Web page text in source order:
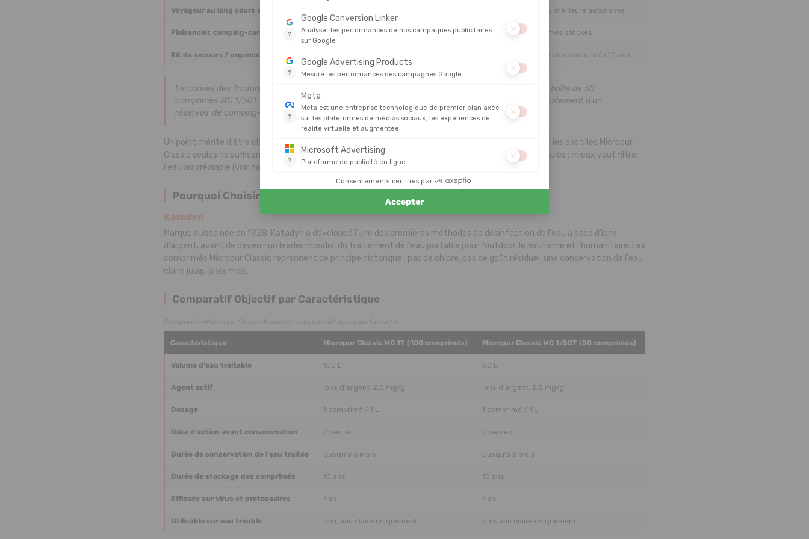
Voyageur au long cours ou famille 100 comprimés, même formule, meilleure autonomie
Plaisancier, camping-cariste (réservoirs) Micropur Classic MC 1T Idéal pour de plus grands volumes stockés
Kit de secours / urgence Format compact, conservation des comprimés 10 ans
Le conseil des Tontons : pour un trek de quelques jours avec une gourde ou une poche à eau, la boîte de 50
comprimés MC 1/50T suffit largement et allège le sac ; pour une autonomie longue durée ou le traitement d'un
réservoir de camping-car, la boîte de 100 comprimés MC 1T revient moins cher au litre traité.
Un point mérite d'être clair avant d'acheter : si votre eau de source est trouble — rivière, lac, mare — les pastilles Micropur
Classic seules ne suffisent pas. Les ions d'argent perdent en efficacité sur une eau chargée en particules ; mieux vaut filtrer
l'eau au préalable (voir notre catégorieFiltres ) avant d'ajouter la pastille pour la conservation.
Pourquoi Choisir Katadyn ?
Katadyn
Marque suisse née en 1928, Katadyn a développé l'une des premières méthodes de désinfection de l'eau à base d'ions
d'argent, avant de devenir un leader mondial du traitement de l'eau portable pour l'outdoor, le nautisme et l'humanitaire. Les
comprimés Micropur Classic reprennent ce principe historique : pas de chlore, pas de goût résiduel, une conservation de l'eau
claire jusqu'à six mois.
Comparatif Objectif par Caractéristique
Comprimés Micropur Classic Katadyn : comparatif des deux formats
Caractéristique Micropur Classic MC 1T (100 comprimés) Micropur Classic MC 1/50T (50 comprimés)
Volume d'eau traitable 100 L 50 L
Agent actif Ions d'argent, 2,5 mg/g Ions d'argent, 2,5 mg/g
Dosage 1 comprimé / 1 L 1 comprimé / 1 L
Délai d'action avant consommation 2 heures 2 heures
Durée de conservation de l'eau traitée Jusqu'à 6 mois Jusqu'à 6 mois
Durée de stockage des comprimés 10 ans 10 ans
Efficace sur virus et protozoaires Non Non
Utilisable sur eau trouble Non, eau claire uniquement Non, eau claire uniquement